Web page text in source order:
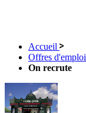
Accueil
Offres d'emploi
On recrute